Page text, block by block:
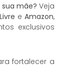
mãe? Veja
eAmazon,
exclusivos
fortalecer a